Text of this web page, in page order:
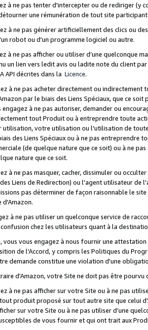
à ne pas tenter d'intercepter ou de rediriger
une rémunération de tout site
à ne pas générer artificiellement des clics ou
robot ou d'un programme logiciel ou autre.
à ne pas afficher ou utiliser d’une quelconque
un lien vers ledit avis ou ladite note du client
API décrites dans la Licence.
à ne pas acheter directement ou
par le biais des Liens Spéciaux, que ce
à ne pas autoriser, demander ou
tout Produit ou à entreprendre toute
utilisation, votre utilisation ou l'utilisation de
des Liens Spéciaux ou à ne pas entreprendre
(de quelque nature que ce soit) ou à ne
nature que ce soit.
à ne pas masquer, cacher, dissimuler ou
Liens de Redirection) ou l'agent utilisateur
pas déterminer de façon raisonnable le
d'Amazon.
à ne pas utiliser un quelconque service de
chez les utilisateurs quant à la
vous vous engagez à nous fournir une
de l'Accord, y compris les Politiques du
demande constitue une violation d'une
d'Amazon, votre Site ne doit pas être
à ne pas afficher sur votre Site ou à ne pas
produit proposé sur tout autre site que celui
sur votre Site ou à ne pas utiliser d’une
de vous fournir et qui ont trait aux